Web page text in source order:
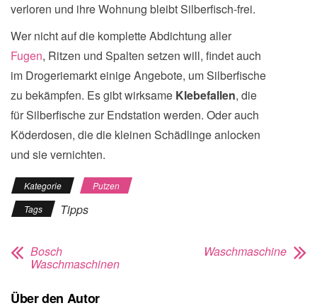
verloren und ihre Wohnung bleibt Silberfisch-frei.
Wer nicht auf die komplette Abdichtung aller
Fugen, Ritzen und Spalten setzen will, findet auch
im Drogeriemarkt einige Angebote, um Silberfische
zu bekämpfen. Es gibt wirksame Klebefallen, die
für Silberfische zur Endstation werden. Oder auch
Köderdosen, die die kleinen Schädlinge anlocken
und sie vernichten.
Kategorie
Putzen
Tags
Tipps
Bosch
Waschmaschinen
Waschmaschine
Über den Autor